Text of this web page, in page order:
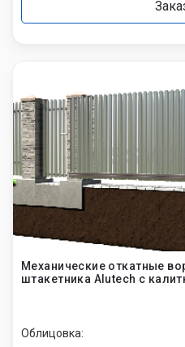
Механические откатные
штакетника Alutech с
Облицовка: